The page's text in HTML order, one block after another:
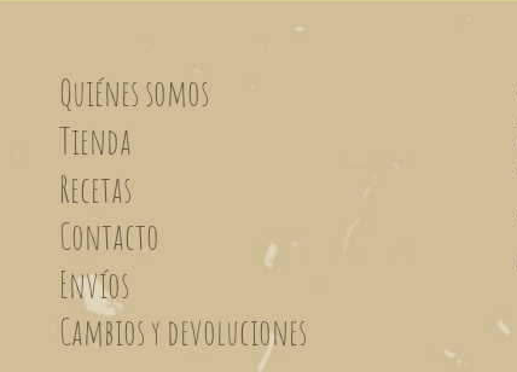
Quiénes somos
Tienda
Recetas
Contacto
Envíos
Cambios y devoluciones